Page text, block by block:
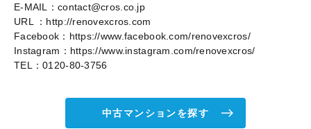
E-MAIL：contact@cros.co.jp
URL ：http://renovexcros.com
Facebook：https://www.facebook.com/renovexcros/
Instagram：https://www.instagram.com/renovexcros/
TEL：0120-80-3756
中古マンションを探す